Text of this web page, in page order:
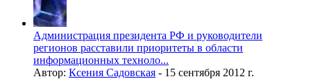
Администрация президента РФ и руководители
регионов расставили приоритеты в области
информационных техноло...
Автор: Ксения Садовская - 15 сентября 2012 г.